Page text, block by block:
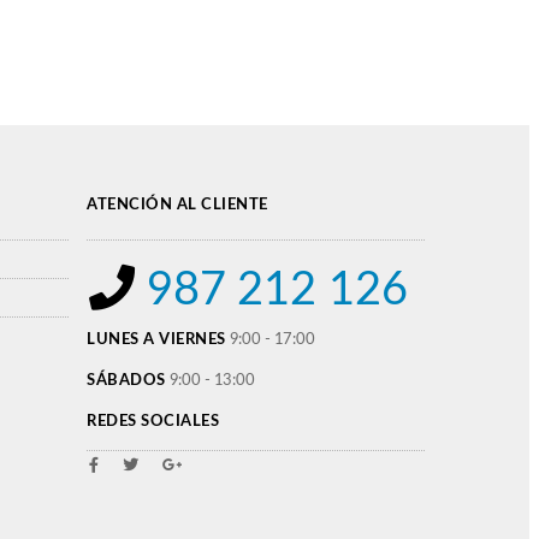
ATENCIÓN AL CLIENTE
987 212 126
LUNES A VIERNES 9:00 - 17:00
SÁBADOS 9:00 - 13:00
REDES SOCIALES